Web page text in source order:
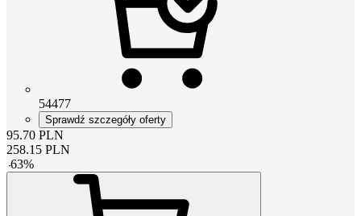
54477
Sprawdź szczegóły oferty
95.70 PLN
258.15 PLN
-63%